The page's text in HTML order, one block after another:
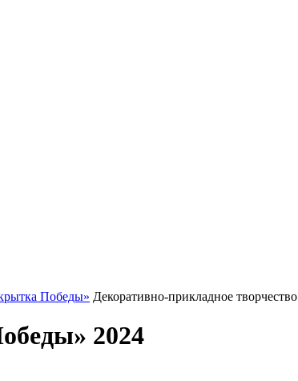
Победы» Декоративно-прикладное творчество
2024